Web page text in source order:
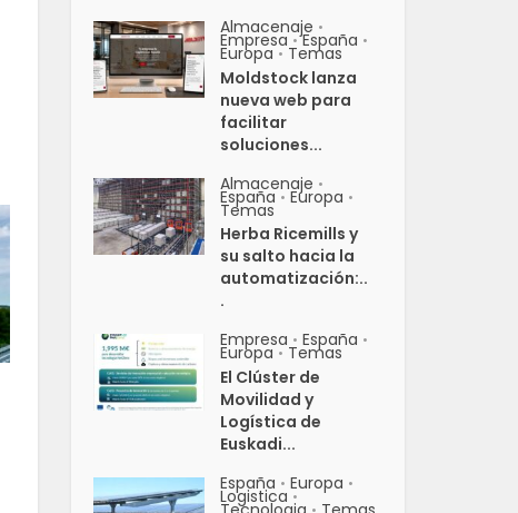
Almacenaje •
Empresa • España •
Europa • Temas
Moldstock lanza
nueva web para
facilitar
soluciones...
Almacenaje •
España • Europa •
Temas
Herba Ricemills y
su salto hacia la
automatización:..
.
Empresa • España •
Europa • Temas
El Clúster de
Movilidad y
Logística de
Euskadi...
España • Europa •
Logistica •